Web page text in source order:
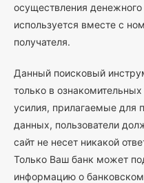
осуществления
используется вместе с
получателя.
Данный поисковый
только в
усилия, прилагаемые для
данных, пользователи
сайт не несет никакой
Только Ваш банк может
информацию о